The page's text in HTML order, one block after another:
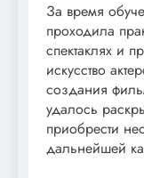
За время
проходила
спектаклях и
искусство
создания
удалось
приобрести
дальнейшей